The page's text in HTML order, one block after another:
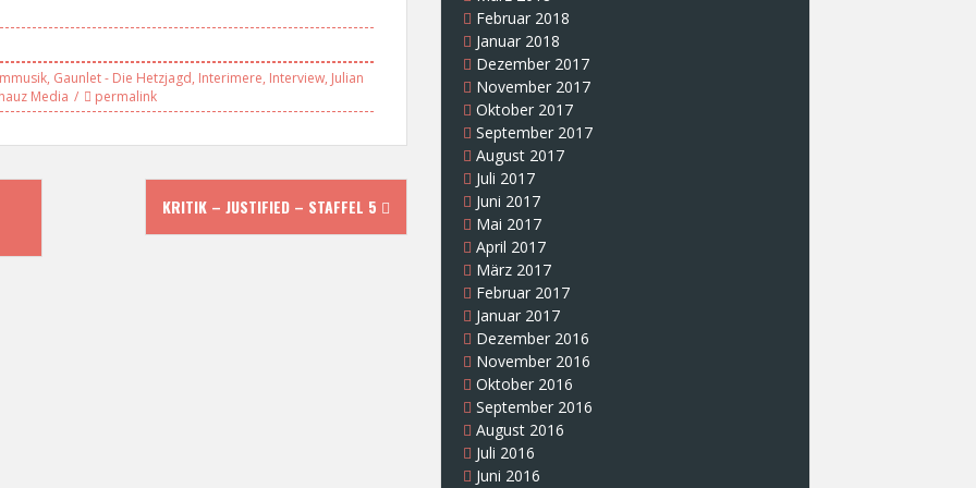
, Gaunlet - Die Hetzjagd, Interimere, Interview, Julian
Media permalink
KRITIK – JUSTIFIED – STAFFEL 5
Februar 2018
Januar 2018
Dezember 2017
November 2017
Oktober 2017
September 2017
August 2017
Juli 2017
Juni 2017
Mai 2017
April 2017
März 2017
Februar 2017
Januar 2017
Dezember 2016
November 2016
Oktober 2016
September 2016
August 2016
Juli 2016
Juni 2016